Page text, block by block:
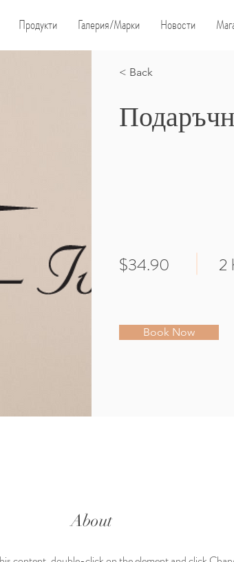
Продукти Галерия/Марки Новости
< Back
$34.90 2
Book Now
About